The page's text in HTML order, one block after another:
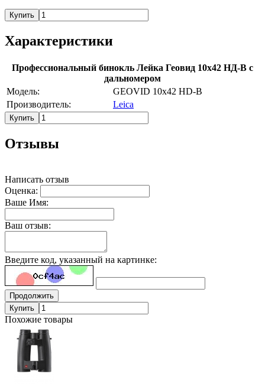
Купить
Характеристики
Профессиональный бинокль Лейка Геовид 10х42 НД-В с
дальномером
Модель:
GEOVID 10x42 HD-B
Производитель:
Leica
Купить
Отзывы
Написать отзыв
Оценка:
Ваше Имя:
Ваш отзыв:
Введите код, указанный на картинке:
Продолжить
Купить
Похожие товары